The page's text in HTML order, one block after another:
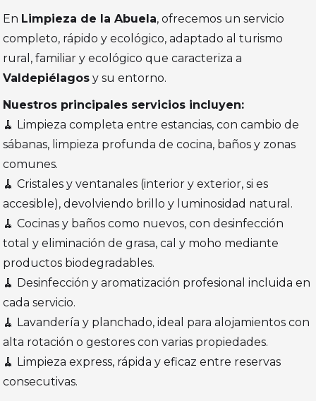
En Limpieza de la Abuela, ofrecemos un servicio
completo, rápido y ecológico, adaptado al turismo
rural, familiar y ecológico que caracteriza a
Valdepiélagos y su entorno.
Nuestros principales servicios incluyen:
🧹 Limpieza completa entre estancias, con cambio de
sábanas, limpieza profunda de cocina, baños y zonas
comunes.
🧹 Cristales y ventanales (interior y exterior, si es
accesible), devolviendo brillo y luminosidad natural.
🧹 Cocinas y baños como nuevos, con desinfección
total y eliminación de grasa, cal y moho mediante
productos biodegradables.
🧹 Desinfección y aromatización profesional incluida en
cada servicio.
🧹 Lavandería y planchado, ideal para alojamientos con
alta rotación o gestores con varias propiedades.
🧹 Limpieza express, rápida y eficaz entre reservas
consecutivas.